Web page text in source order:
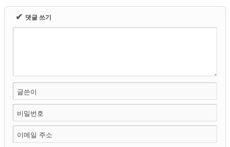
✔ 댓글 쓰기
글쓴이
비밀번호
이메일 주소